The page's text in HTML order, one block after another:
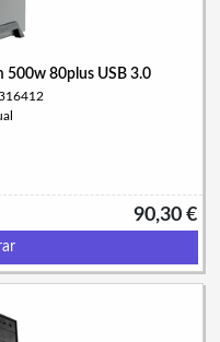
500w 80plus USB 3.0
90,30 €